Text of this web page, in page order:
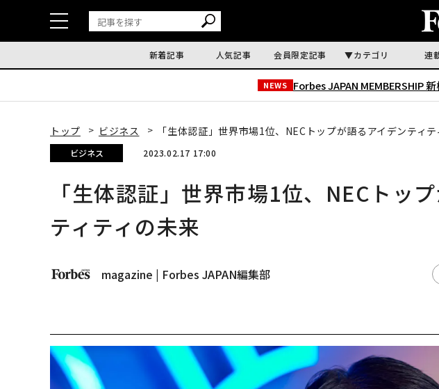
新着記事 人気記事 会員限定記事 カテゴリ 連
NEWS Forbes JAPAN MEMBERSHIP 新
トップ ビジネス 「生体認証」世界市場1位、NECトップが語るアイデンティ
ビジネス 2023.02.17 17:00
「生体認証」世界市場1位、NECトッ
ティティの未来
magazine | Forbes JAPAN編集部